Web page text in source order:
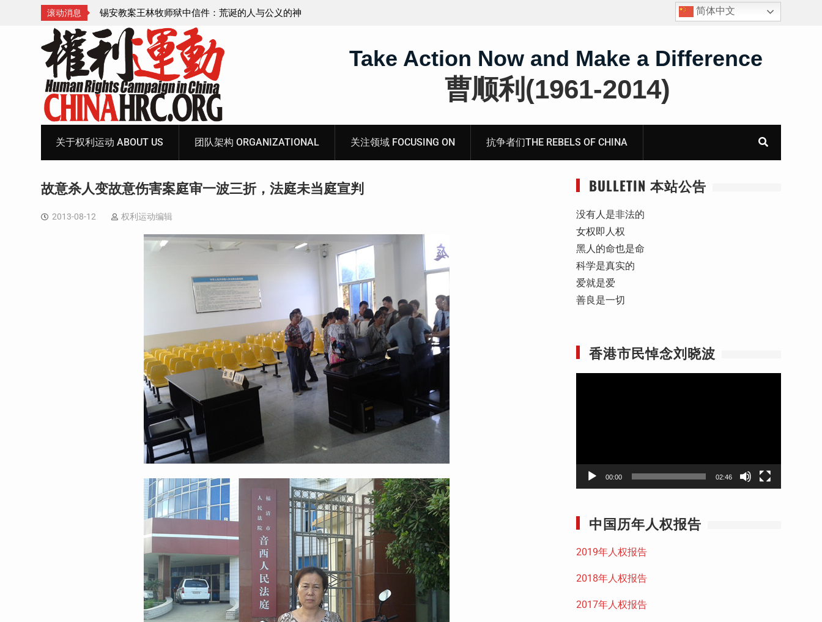
滚动消息
的人与公义的神 顾玲娣：涉黑涉恶刑事报案信
死人用的元宝，活人干的奴工——咸阳市渭城区看守所
简体中文
Take Action Now and Make a Difference
曹顺利(1961-2014)
关于权利运动 ABOUT US 团队架构 ORGANIZATIONAL 关注领域 FOCUSING ON 抗争者们THE REBELS OF CHINA
故意杀人变故意伤害案庭审一波三折，法庭未当庭宣判
2013-08-12 权利运动编辑
BULLETIN 本站公告
没有人是非法的
女权即人权
黑人的命也是命
科学是真实的
爱就是爱
善良是一切
香港市民悼念刘晓波
00:00 02:46
中国历年人权报告
2019年人权报告
2018年人权报告
2017年人权报告